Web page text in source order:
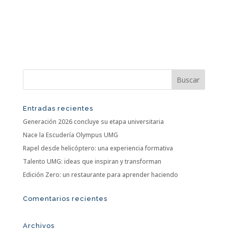
Entradas recientes
Generación 2026 concluye su etapa universitaria
Nace la Escudería Olympus UMG
Rapel desde helicóptero: una experiencia formativa
Talento UMG: ideas que inspiran y transforman
Edición Zero: un restaurante para aprender haciendo
Comentarios recientes
Archivos